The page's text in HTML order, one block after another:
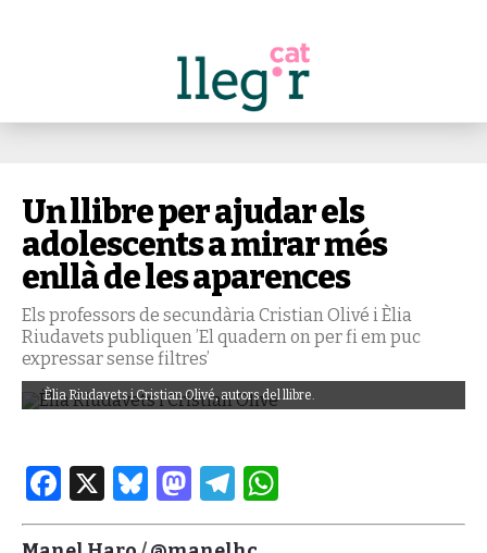
Un llibre per ajudar els
adolescents a mirar més
enllà de les aparences
Els professors de secundària Cristian Olivé i Èlia
Riudavets publiquen ’El quadern on per fi em puc
expressar sense filtres’
Èlia Riudavets i Cristian Olivé, autors del llibre.
Facebook
X Bluesky
Mastodon
Telegram